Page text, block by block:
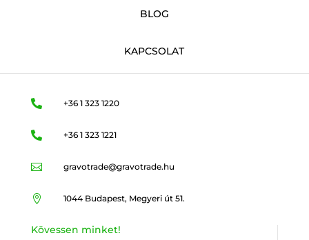
BLOG
KAPCSOLAT
 +36 1 323 1220
 +36 1 323 1221
 gravotrade@gravotrade.hu
 1044 Budapest, Megyeri út 51.
Kövessen minket!